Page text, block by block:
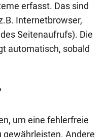
erfasst. Das sind
Internetbrowser,
Seitenaufrufs). Die
automatisch, sobald
um eine fehlerfreie
gewährleisten. Andere